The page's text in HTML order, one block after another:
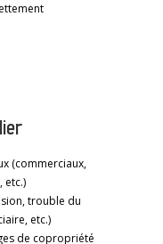
(commerciaux,
etc.)
trouble du
etc.)
de copropriété